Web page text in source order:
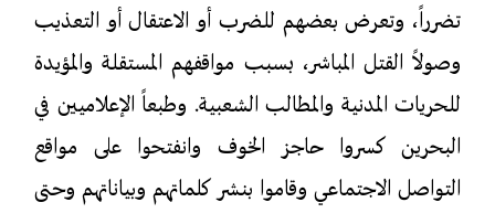
تضرراً، وتعرض بعضهم للضرب أو الاعتقال أو التعذيب
وصولاً القتل المباشر، بسبب مواقفهم المستقلة والمؤيدة
للحريات المدنية والمطالب الشعبية. وطبعاً الإعلاميين في
البحرين كسروا حاجز الخوف وانفتحوا على مواقع
التواصل الاجتماعي وقاموا بنشر كلماتهم وبياناتهم وحتى